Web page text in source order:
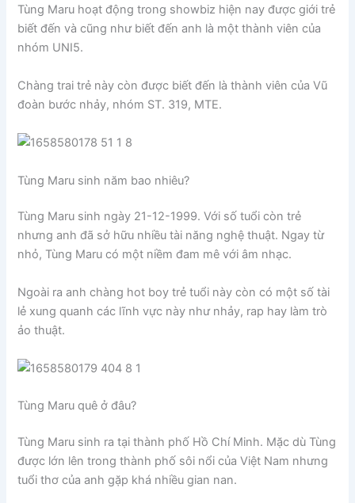
Tùng Maru hoạt động trong showbiz hiện nay được giới trẻ
biết đến và cũng như biết đến anh là một thành viên của
nhóm UNI5.
Chàng trai trẻ này còn được biết đến là thành viên của Vũ
đoàn bước nhảy, nhóm ST. 319, MTE.
Tùng Maru sinh năm bao nhiêu?
Tùng Maru sinh ngày 21-12-1999. Với số tuổi còn trẻ
nhưng anh đã sở hữu nhiều tài năng nghệ thuật. Ngay từ
nhỏ, Tùng Maru có một niềm đam mê với âm nhạc.
Ngoài ra anh chàng hot boy trẻ tuổi này còn có một số tài
lẻ xung quanh các lĩnh vực này như nhảy, rap hay làm trò
ảo thuật.
Tùng Maru quê ở đâu?
Tùng Maru sinh ra tại thành phố Hồ Chí Minh. Mặc dù Tùng
được lớn lên trong thành phố sôi nổi của Việt Nam nhưng
tuổi thơ của anh gặp khá nhiều gian nan.